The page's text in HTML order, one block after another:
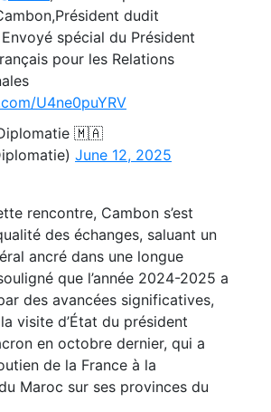
dudit
spécial du Président
pour les Relations
U4ne0puYRV
🇲🇦
June 12, 2025
rencontre, Cambon s’est
des échanges, saluant un
ancré dans une longue
que l’année 2024-2025 a
des avancées significatives,
visite d’État du président
en octobre dernier, qui a
de la France à la
Maroc sur ses provinces du